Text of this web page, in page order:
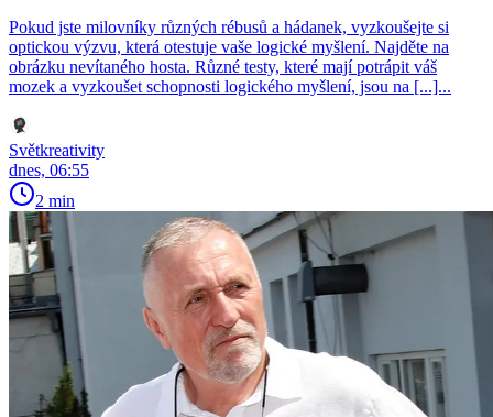
Pokud jste milovníky různých rébusů a hádanek, vyzkoušejte si
optickou výzvu, která otestuje vaše logické myšlení. Najděte na
obrázku nevítaného hosta. Různé testy, které mají potrápit váš
mozek a vyzkoušet schopnosti logického myšlení, jsou na [...]...
Světkreativity
dnes, 06:55
2 min